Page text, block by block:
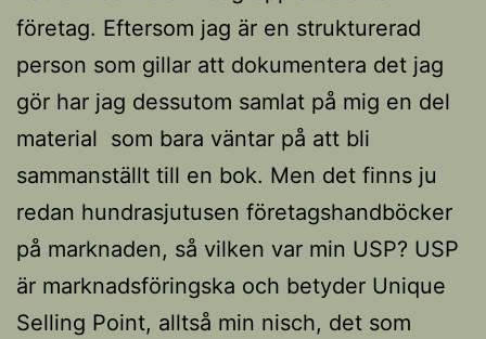
företag. Eftersom jag är en strukturerad
person som gillar att dokumentera det jag
gör har jag dessutom samlat på mig en del
material som bara väntar på att bli
sammanställt till en bok. Men det finns ju
redan hundrasjutusen företagshandböcker
på marknaden, så vilken var min USP? USP
är marknadsföringska och betyder Unique
Selling Point, alltså min nisch, det som